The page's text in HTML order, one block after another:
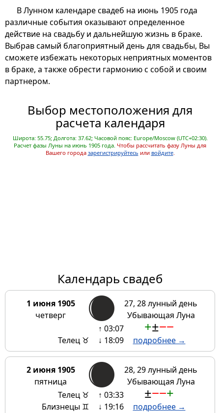
В Лунном календаре свадеб на июнь 1905 года
различные события оказывают определенное
действие на свадьбу и дальнейшую жизнь в браке.
Выбрав самый благоприятный день для свадьбы, Вы
сможете избежать некоторых неприятных моментов
в браке, а также обрести гармонию с собой и своим
партнером.
Выбор местоположения для
расчета календаря
Широта: 55.75; Долгота: 37.62; Часовой пояс: Europe/Moscow (UTC+02:30).
Расчет фазы Луны на июнь 1905 года. Чтобы рассчитать фазу Луны для
Вашего города зарегистрируйтесь или войдите.
Календарь свадеб
1 июня 1905
четверг
27, 28 лунный день
Убывающая Луна
Телец ♉
↑ 03:07
↓ 18:09
+±−−
подробнее →
2 июня 1905
пятница
28, 29 лунный день
Убывающая Луна
Телец ♉
Близнецы ♊
↑ 03:33
↓ 19:16
±−−+
подробнее →